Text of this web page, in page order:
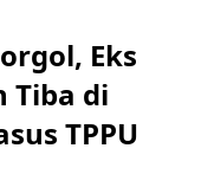
Eks
Tiba di
TPPU